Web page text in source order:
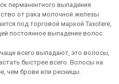
перманентного выпадения
от рака молочной железы
под торговой маркой Taxotere,
постоянное выпадение волос.
всего выпадают, это волосы,
быстрее всего. Волосы на
чем брови или ресницы.